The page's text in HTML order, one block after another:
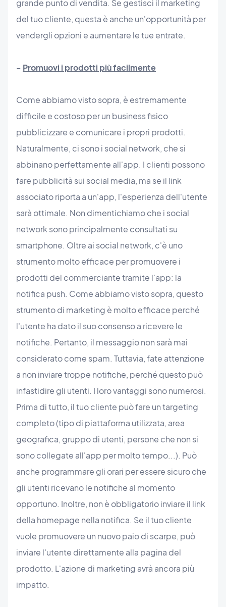
grande punto di vendita. Se gestisci il marketing
del tuo cliente, questa è anche un'opportunità per
vendergli opzioni e aumentare le tue entrate.
- Promuovi i prodotti più facilmente
Come abbiamo visto sopra, è estremamente
difficile e costoso per un business fisico
pubblicizzare e comunicare i propri prodotti.
Naturalmente, ci sono i social network, che si
abbinano perfettamente all'app. I clienti possono
fare pubblicità sui social media, ma se il link
associato riporta a un'app, l'esperienza dell'utente
sarà ottimale. Non dimentichiamo che i social
network sono principalmente consultati su
smartphone. Oltre ai social network, c'è uno
strumento molto efficace per promuovere i
prodotti del commerciante tramite l'app: la
notifica push. Come abbiamo visto sopra, questo
strumento di marketing è molto efficace perché
l'utente ha dato il suo consenso a ricevere le
notifiche. Pertanto, il messaggio non sarà mai
considerato come spam. Tuttavia, fate attenzione
a non inviare troppe notifiche, perché questo può
infastidire gli utenti. I loro vantaggi sono numerosi.
Prima di tutto, il tuo cliente può fare un targeting
completo (tipo di piattaforma utilizzata, area
geografica, gruppo di utenti, persone che non si
sono collegate all'app per molto tempo...). Può
anche programmare gli orari per essere sicuro che
gli utenti ricevano le notifiche al momento
opportuno. Inoltre, non è obbligatorio inviare il link
della homepage nella notifica. Se il tuo cliente
vuole promuovere un nuovo paio di scarpe, può
inviare l'utente direttamente alla pagina del
prodotto. L'azione di marketing avrà ancora più
impatto.